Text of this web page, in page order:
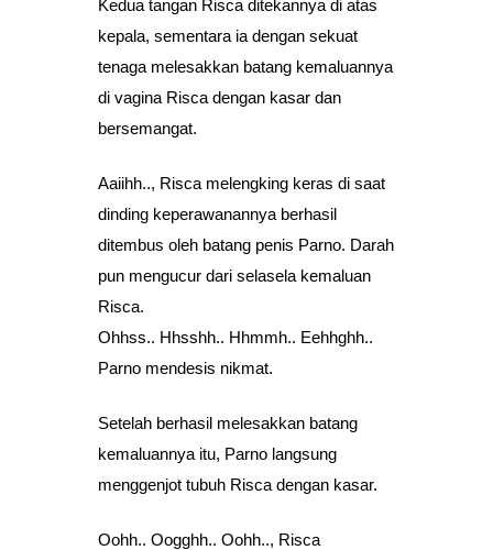
Kedua tangan Risca ditekannya di atas
kepala, sementara ia dengan sekuat
tenaga melesakkan batang kemaluannya
di vagina Risca dengan kasar dan
bersemangat.
Aaiihh.., Risca melengking keras di saat
dinding keperawanannya berhasil
ditembus oleh batang penis Parno. Darah
pun mengucur dari selasela kemaluan
Risca.
Ohhss.. Hhsshh.. Hhmmh.. Eehhghh..
Parno mendesis nikmat.
Setelah berhasil melesakkan batang
kemaluannya itu, Parno langsung
menggenjot tubuh Risca dengan kasar.
Oohh.. Oogghh.. Oohh.., Risca